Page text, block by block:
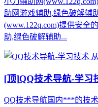
助网游戏辅助,绿色破解辅
(www.122q.com)提供安全
助,绿色破解辅助...
[顶]QQ技术导航-学习
QQ技术导航国内***的技